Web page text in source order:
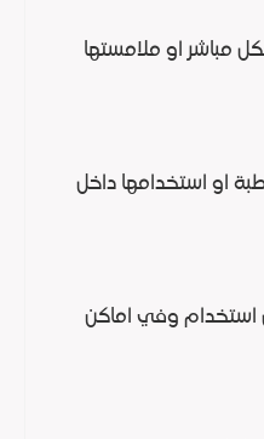
مباشر او ملامستها
او استخدامها داخل
استخدام وفي اماكن